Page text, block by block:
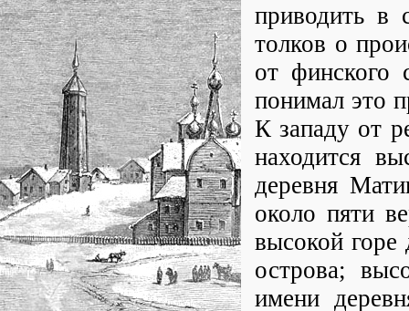
приводить в
толков о
от финского
понимал это
К западу от
находится
деревня
около пяти
высокой горе
острова;
имени